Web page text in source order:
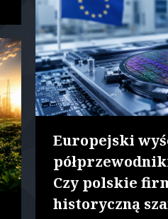
Europejski
Czy polskie
historyczną